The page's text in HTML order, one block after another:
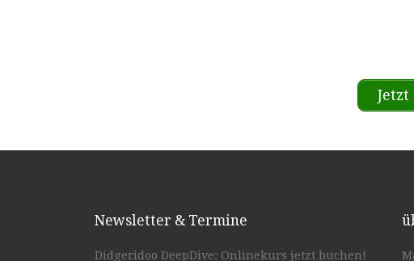
Newsletter & Termine
Didgeridoo DeepDive: Onlinekurs jetzt buchen!